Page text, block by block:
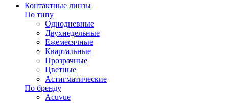
Контактные линзы
По типу
Однодневные
Двухнедельные
Ежемесячные
Квартальные
Прозрачные
Цветные
Астигматические
По бренду
Acuvue